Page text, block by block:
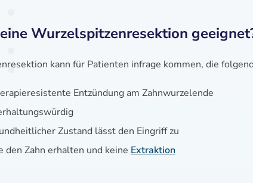
Wurzelspitzenresektion
kann für Patienten infrage kommen, die
Entzündung am Zahnwurzelende
Zustand lässt den Eingriff zu
den Zahn erhalten und keine Extraktion